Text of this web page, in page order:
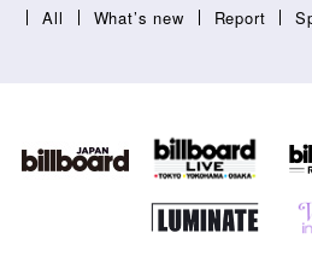
All What’s new Report